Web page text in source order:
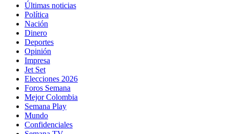
Últimas noticias
Política
Nación
Dinero
Deportes
Opinión
Impresa
Jet Set
Elecciones 2026
Foros Semana
Mejor Colombia
Semana Play
Mundo
Confidenciales